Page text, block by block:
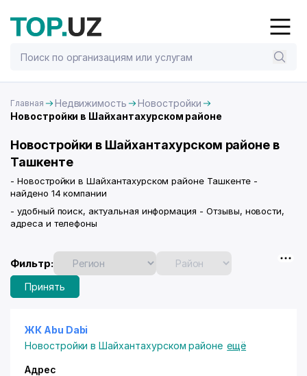
Главная Недвижимость
Новостройки
Новостройки в Шайхантахурском районе
Новостройки в Шайхантахурском районе в
Ташкенте
- Новостройки в Шайхантахурском районе Ташкенте -
найдено 14 компании
- удобный поиск, актуальная информация - Отзывы, новости,
адреса и телефоны
Фильтр:
Принять
ЖК Abu Dabi
Новостройки в Шайхантахурском районе ещё
Адрес